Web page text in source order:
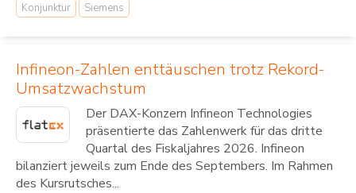
Konjunktur
Siemens
Infineon-Zahlen enttäuschen trotz Rekord-
Umsatzwachstum
Der DAX-Konzern Infineon Technologies
präsentierte das Zahlenwerk für das dritte
Quartal des Fiskaljahres 2026. Infineon
bilanziert jeweils zum Ende des Septembers. Im Rahmen
des Kursrutsches...